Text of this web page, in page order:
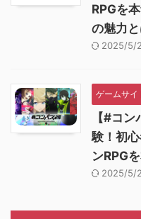
RPGを
の魅力と
2025/5/
ゲームサイ
【#コ
験！初
ンRPG
2025/5/